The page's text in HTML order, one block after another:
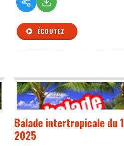
ÉCOUTEZ
Balade intertropicale du
2025